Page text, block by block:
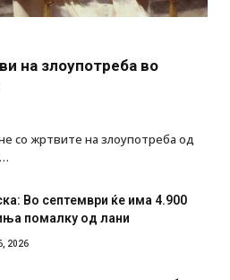
на злоупотреба во
со жртвите на злоупотреба од
Во септември ќе има 4.900
помалку од лани
2026